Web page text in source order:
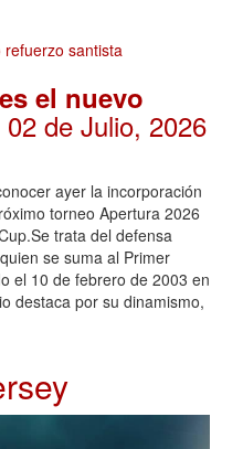
el nuevo
02 de Julio, 2026
ayer la incorporación
torneo Apertura 2026
trata del defensa
se suma al Primer
el 10 de febrero de 2003 en
destaca por su dinamismo,